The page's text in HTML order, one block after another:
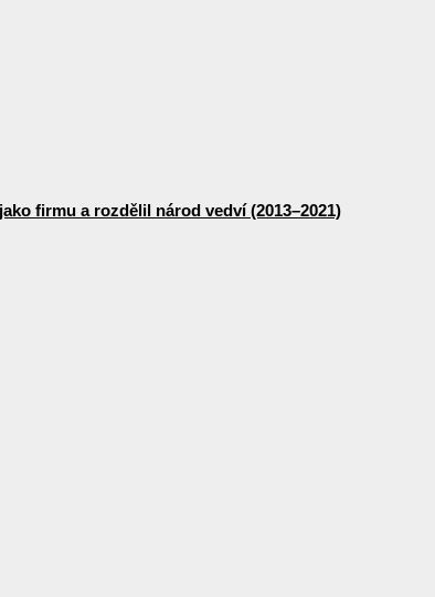
firmu a rozdělil národ vedví (2013–2021)